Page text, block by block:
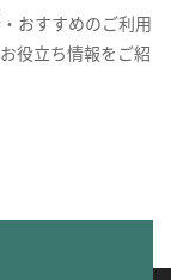
おすすめのご利用
役立ち情報をご紹